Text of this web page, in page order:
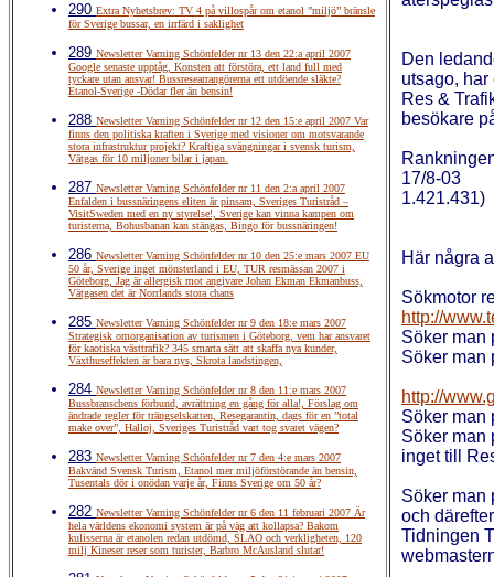
290 Extra Nyhetsbrev: TV 4 på villospår om etanol ”miljö” bränsle
för Sverige bussar, en irrfärd i saklighet
289 Newsletter Varning Schönfelder nr 13 den 22:a april 2007
Google senaste upptåg, Konsten att förstöra, ett land full med
tyckare utan ansvar! Bussresearrangörerna ett utdöende släkte?
Etanol-Sverige -Dödar fler än bensin!
288 Newsletter Varning Schönfelder nr 12 den 15:e april 2007 Var
finns den politiska kraften i Sverige med visioner om motsvarande
stora infrastruktur projekt? Kraftiga svängningar i svensk turism,
Vätgas för 10 miljoner bilar i japan.
287 Newsletter Varning Schönfelder nr 11 den 2:a april 2007
Enfalden i bussnäringens eliten är pinsam, Sveriges Turistråd –
VisitSweden med en ny styrelse!, Sverige kan vinna kampen om
turisterna, Bohusbanan kan stängas, Bingo för bussnäringen!
286 Newsletter Varning Schönfelder nr 10 den 25:e mars 2007 EU
50 år, Sverige inget mönsterland i EU, TUR resmässan 2007 i
Göteborg, Jag är allergisk mot angivare Johan Ekman Ekmanbuss,
Vätgasen det är Norrlands stora chans
285 Newsletter Varning Schönfelder nr 9 den 18:e mars 2007
Strategisk omorganisation av turismen i Göteborg, vem har ansvaret
för kaotiska västtrafik? 345 smarta sätt att skaffa nya kunder,
Växthuseffekten är bara nys, Skrota landstingen,
284 Newsletter Varning Schönfelder nr 8 den 11:e mars 2007
Bussbranschens förbund, avrättning en gång för alla!, Förslag om
ändrade regler för trängselskatten, Resegarantin, dags för en ”total
make over”, Halloj, Sveriges Turistråd vart tog svaret vägen?
283 Newsletter Varning Schönfelder nr 7 den 4:e mars 2007
Bakvänd Svensk Turism, Etanol mer miljöförstörande än bensin,
Tusentals dör i onödan varje år, Finns Sverige om 50 år?
282 Newsletter Varning Schönfelder nr 6 den 11 februari 2007 Är
hela världens ekonomi system är på väg att kollapsa? Bakom
kulisserna är etanolen redan utdömd, SLAO och verkligheten, 120
milj Kineser reser som turister, Barbro McAusland slutar!
Den
utsago,
Res &
besökare
17/8-03
1.421.431)
Här några
Sökmotor
http://
Söker man
Söker man
http://
Söker man
Söker man
inget till
Söker man
och
Tidningen